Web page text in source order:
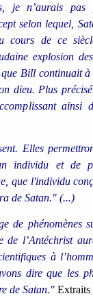
je n’aurais pas
selon lequel,
cours de ce
explosion
Bill continuait
dieu. Plus
ainsi
Elles
individu et de
que l'individu
de Satan." (...)
de phénomènes
de l’Antéchrist
à
dire que les
de Satan."